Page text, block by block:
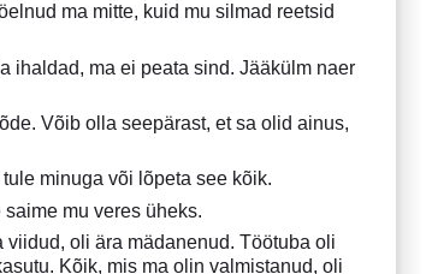
ma mitte, kuid mu silmad reetsid
ihaldad, ma ei peata sind. Jääkülm naer
Võib olla seepärast, et sa olid ainus,
minuga või lõpeta see kõik.
mu veres üheks.
oli ära mädanenud. Töötuba oli
Kõik, mis ma olin valmistanud, oli